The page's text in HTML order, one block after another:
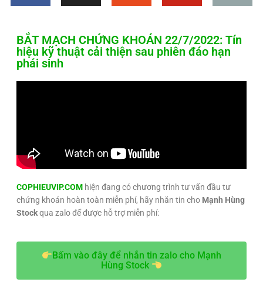
BẮT MẠCH CHỨNG KHOÁN 22/7/2022: Tín
hiệu kỹ thuật cải thiện sau phiên đáo hạn
phái sinh
COPHIEUVIP.COM hiện đang có chương trình tư vấn đầu tư
chứng khoán hoàn toàn miễn phí, hãy nhắn tin cho Mạnh Hùng
Stockqua zalo để được hỗ trợ miễn phí:
Bấm vào đây để nhắn tin zalo cho Mạnh
Hùng Stock